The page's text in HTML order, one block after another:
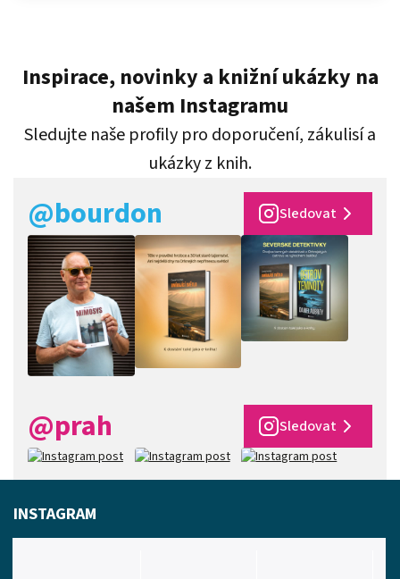
Inspirace, novinky a knižní ukázky na
našem Instagramu
Sledujte naše profily pro doporučení, zákulisí a
ukázky z knih.
@bourdon Sledovat
@prah Sledovat
INSTAGRAM